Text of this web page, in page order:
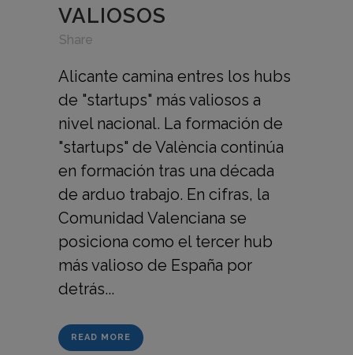
VALIOSOS
Share
Alicante camina entres los hubs
de "startups" más valiosos a
nivel nacional. La formación de
"startups" de València continúa
en formación tras una década
de arduo trabajo. En cifras, la
Comunidad Valenciana se
posiciona como el tercer hub
más valioso de España por
detrás...
READ MORE